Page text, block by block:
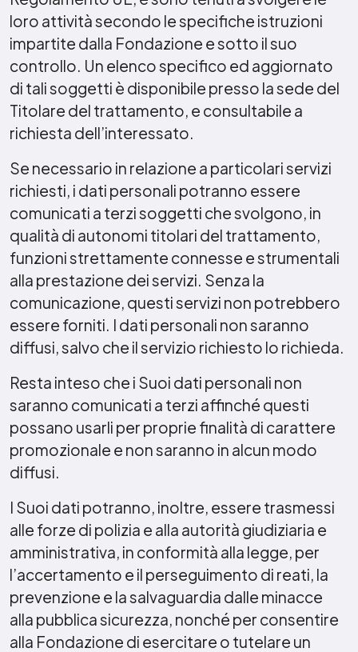
loro attività secondo le specifiche istruzioni
impartite dalla Fondazione e sotto il suo
controllo. Un elenco specifico ed aggiornato
di tali soggetti è disponibile presso la sede del
Titolare del trattamento, e consultabile a
richiesta dell’interessato.
Se necessario in relazione a particolari servizi
richiesti, i dati personali potranno essere
comunicati a terzi soggetti che svolgono, in
qualità di autonomi titolari del trattamento,
funzioni strettamente connesse e strumentali
alla prestazione dei servizi. Senza la
comunicazione, questi servizi non potrebbero
essere forniti. I dati personali non saranno
diffusi, salvo che il servizio richiesto lo richieda.
Resta inteso che i Suoi dati personali non
saranno comunicati a terzi affinché questi
possano usarli per proprie finalità di carattere
promozionale e non saranno in alcun modo
diffusi.
I Suoi dati potranno, inoltre, essere trasmessi
alle forze di polizia e alla autorità giudiziaria e
amministrativa, in conformità alla legge, per
l’accertamento e il perseguimento di reati, la
prevenzione e la salvaguardia dalle minacce
alla pubblica sicurezza, nonché per consentire
alla Fondazione di esercitare o tutelare un